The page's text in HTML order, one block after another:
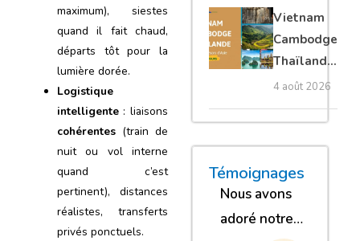
maximum), siestes
quand il fait chaud,
départs tôt pour la
lumière dorée.
Logistique
intelligente : liaisons
cohérentes (train de
nuit ou vol interne
quand c’est
pertinent), distances
réalistes, transferts
privés ponctuels.
Vieng,
Vientiane
privé
Vietnam
Cambodge
Thaïlande
35 jours :
grands
trésors
d’Asie
4 août 2026
Témoignages
Nous avons
adoré notre
« Nous
« Nous sommes